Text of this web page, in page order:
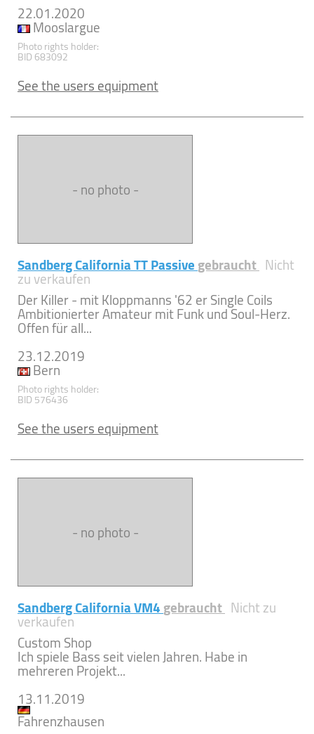
22.01.2020
Mooslargue
Photo rights holder:
BID 683092
See the users equipment
- no photo -
Sandberg California TT Passivegebraucht Nicht
zu verkaufen
Der Killer - mit Kloppmanns '62 er Single Coils
Ambitionierter Amateur mit Funk und Soul-Herz.
Offen für all...
23.12.2019
Bern
Photo rights holder:
BID 576436
See the users equipment
- no photo -
Sandberg California VM4gebraucht Nicht zu
verkaufen
Custom Shop
Ich spiele Bass seit vielen Jahren. Habe in
mehreren Projekt...
13.11.2019
Fahrenzhausen